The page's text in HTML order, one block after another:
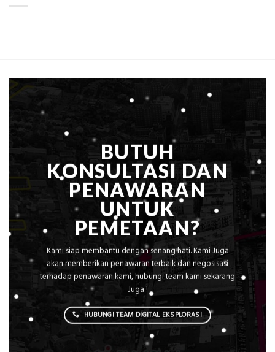
Modern
BUTUH
KONSULTASI DAN
PENAWARAN
UNTUK
PEMETAAN?
Kami siap membantu dengan senang hati. Kami Juga
akan memberikan penawaran terbaik dan negosisasi
terhadap penawaran kami, hubungi team kami sekarang
Juga !
HUBUNGI TEAM DIGITAL EKSPLORASI